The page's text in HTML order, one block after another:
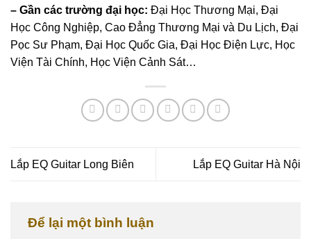
– Gần các trường đại học: Đại Học Thương Mại, Đại
Học Công Nghiệp, Cao Đẳng Thương Mại và Du Lịch, Đại
Pọc Sư Phạm, Đại Học Quốc Gia, Đại Học Điện Lực, Học
Viện Tài Chính, Học Viện Cảnh Sát…
Lắp EQ Guitar Long Biên Lắp EQ Guitar Hà Nội
Để lại một bình luận